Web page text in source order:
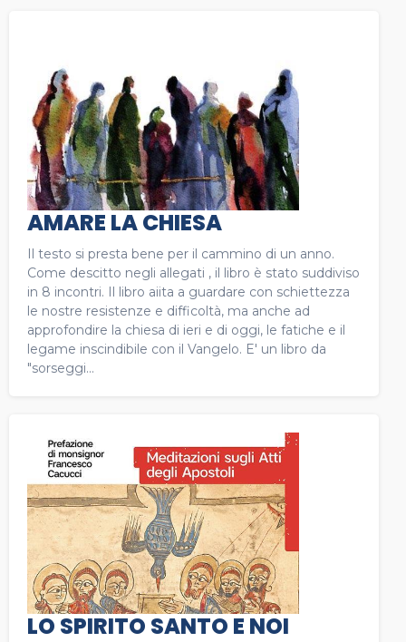
AMARE LA CHIESA
Il testo si presta bene per il cammino di un anno.
Come descitto negli allegati , il libro è stato suddiviso
in 8 incontri. Il libro aiita a guardare con schiettezza
le nostre resistenze e difficoltà, ma anche ad
approfondire la chiesa di ieri e di oggi, le fatiche e il
legame inscindibile con il Vangelo. E' un libro da
"sorseggi...
LO SPIRITO SANTO E NOI